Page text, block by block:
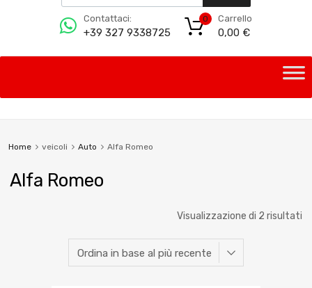
Contattaci:
+39 327 9338725
Carrello
0,00 €
0
Home veicoli Auto Alfa Romeo
Alfa Romeo
Visualizzazione di 2 risultati